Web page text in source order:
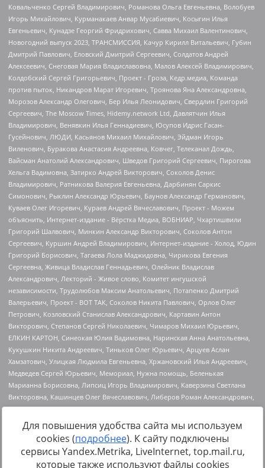
https://minjust.gov.ru/uploaded/files/reestr-
inostrannyih-agentov-22-03-2024.pdfданные на22.03.2024
Для повышения удобства сайта мы используем
cookies (подробнее). К сайту подключены
сервисы Yandex.Metrika, LiveInternet, top.mail.ru,
которые также используют файлы cookies